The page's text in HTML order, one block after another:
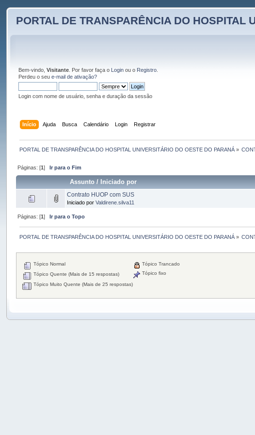
PORTAL DE TRANSPARÊNCIA DO HOSPITAL
Bem-vindo,Visitante . Por favor faça o Login ou o Registro
Perdeu o seue-mail de ativação?
Login com nome de usuário, senha e duração da sessão
Início Ajuda Busca Calendário Login Registrar
PORTAL DE TRANSPARÊNCIA DO HOSPITAL UNIVERSITÁRIO DO OESTE DO PARANÁ»
Páginas: [1] Ir para o Fim
Assunto/ Iniciado por
Contrato HUOP com SUS
Iniciado porValdirene.silva11
Páginas: [1] Ir para o Topo
PORTAL DE TRANSPARÊNCIA DO HOSPITAL UNIVERSITÁRIO DO OESTE DO PARANÁ»
Tópico Normal
Tópico Quente (Mais de 15 respostas)
Tópico Muito Quente (Mais de 25 respostas)
Tópico Trancado
Tópico fixo